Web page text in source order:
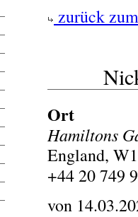
zurück
Ort
Hamiltons
England,
+44 20 749
von